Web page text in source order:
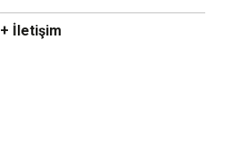
+ İletişim